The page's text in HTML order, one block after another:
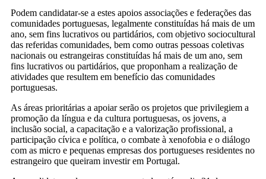
Podem candidatar-se a estes apoios associações e federações das
comunidades portuguesas, legalmente constituídas há mais de um
ano, sem fins lucrativos ou partidários, com objetivo sociocultural
das referidas comunidades, bem como outras pessoas coletivas
nacionais ou estrangeiras constituídas há mais de um ano, sem
fins lucrativos ou partidários, que proponham a realização de
atividades que resultem em benefício das comunidades
portuguesas.
As áreas prioritárias a apoiar serão os projetos que privilegiem a
promoção da língua e da cultura portuguesas, os jovens, a
inclusão social, a capacitação e a valorização profissional, a
participação cívica e política, o combate à xenofobia e o diálogo
com as micro e pequenas empresas dos portugueses residentes no
estrangeiro que queiram investir em Portugal.